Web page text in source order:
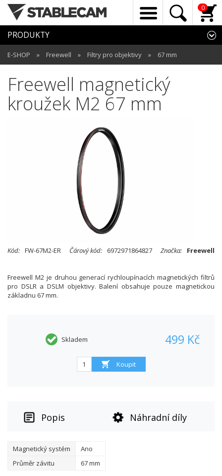
0
PRODUKTY
E-SHOP » Freewell » Filtry pro objektivy » 67 mm
Freewell magnetický
kroužek M2 67 mm
Kód: FW-67M2-ER Čárový kód: 6972971864827 Značka: Freewell
Freewell M2 je druhou generací rychloupínacích magnetických filtrů
pro DSLR a DSLM objektivy. Balení obsahuje pouze magnetickou
základnu 67 mm.
Skladem 499 Kč
Popis Náhradní díly
Magnetický systém
Ano
Průměr závitu
67 mm